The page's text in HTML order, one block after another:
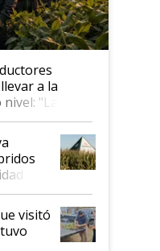
a la
"Las
son
en
visitó